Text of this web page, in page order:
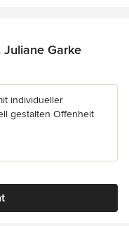
Garke
Sternen
individueller
gestalten Offenheit